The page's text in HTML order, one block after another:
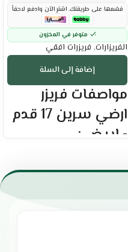
قسّمها على طريقتك. اشترِ الآن وادفع لاحقاً
متوفر في المخزون
الفريزارات, فريزرات افقي
إضافة إلى السلة
مواصفات فريزر
ارضي سرين 17 قدم
- ابيض :
الحجم الفعلي : 17 قدم